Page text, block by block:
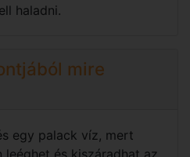
haladni.
mire
egy palack víz, mert
leéghet és kiszáradhat az